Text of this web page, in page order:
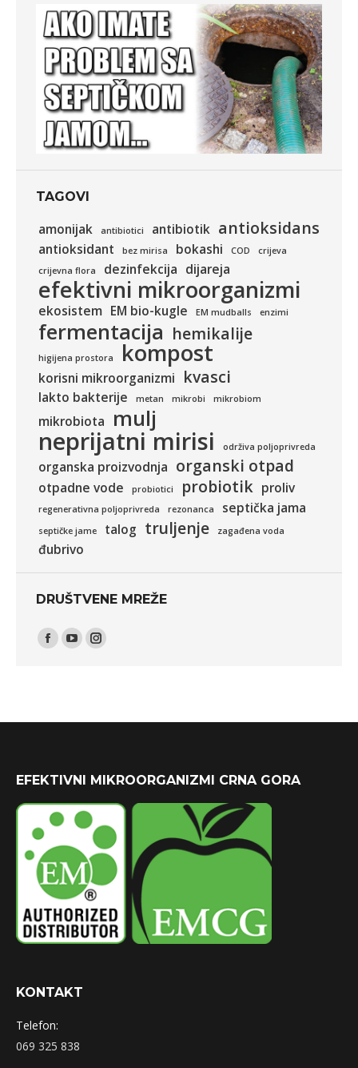
TAGOVI
amonijak antibiotici antibiotik antioksidans
antioksidant bez mirisa bokashi COD
crijeva
crijevna flora
dezinfekcija dijareja
efektivni mikroorganizmi
ekosistem EM bio-kugle EM mudballs enzimi
fermentacija hemikalije
higijena prostora kompost
korisni mikroorganizmi kvasci
lakto bakterije metan mikrobi mikrobiom
mikrobiota mulj
neprijatni mirisi održiva poljoprivreda
organska proizvodnja organski otpad
otpadne vode probiotici probiotik proliv
regenerativna poljoprivreda rezonanca septička jama
septičke jame talog truljenje zagađena voda
đubrivo
DRUŠTVENE MREŽE
Find us on:
Facebook
YouTubeInstagram
EFEKTIVNI MIKROORGANIZMI CRNA GORA
KONTAKT
Telefon:
069 325 838